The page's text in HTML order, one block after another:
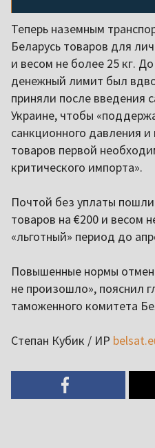
Теперь наземным
Беларусь товаров для
и весом не более 25 кг.
денежный лимит был
приняли после введения
Украине, чтобы
санкционного давления
товаров первой
критического импорта».
Почтой без уплаты
товаров на €200 и весом
«льготный» период до
Повышенные нормы
не произошло», пояснил
таможенного комитета
Степан Кубик / ИР